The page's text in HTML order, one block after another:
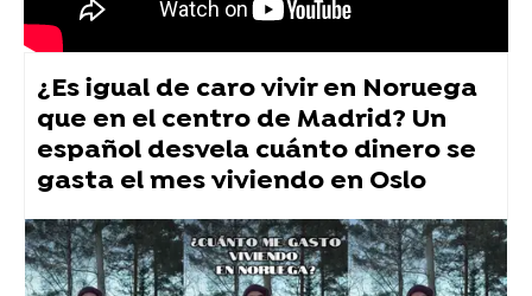
¿Es igual de caro vivir en Noruega
que en el centro de Madrid? Un
español desvela cuánto dinero se
gasta el mes viviendo en Oslo
Vídeo viral